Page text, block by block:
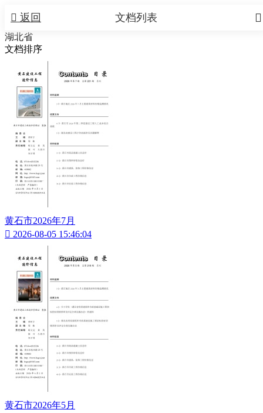
 返回 
文档列表
湖北省
文档排序
黄石市2026年7月
 2026-08-05 15:46:04
黄石市2026年5月